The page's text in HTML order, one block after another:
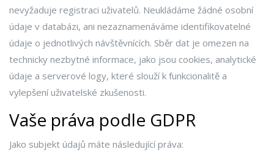
nevyžaduje registraci uživatelů. Neukládáme žádné osobní
údaje v databázi, ani nezaznamenáváme identifikovatelné
údaje o jednotlivých návštěvnících. Sběr dat je omezen na
technicky nezbytné informace, jako jsou cookies, analytické
údaje a serverové logy, které slouží k funkcionalitě a
vylepšení uživatelské zkušenosti.
Vaše práva podle GDPR
Jako subjekt údajů máte následující práva: